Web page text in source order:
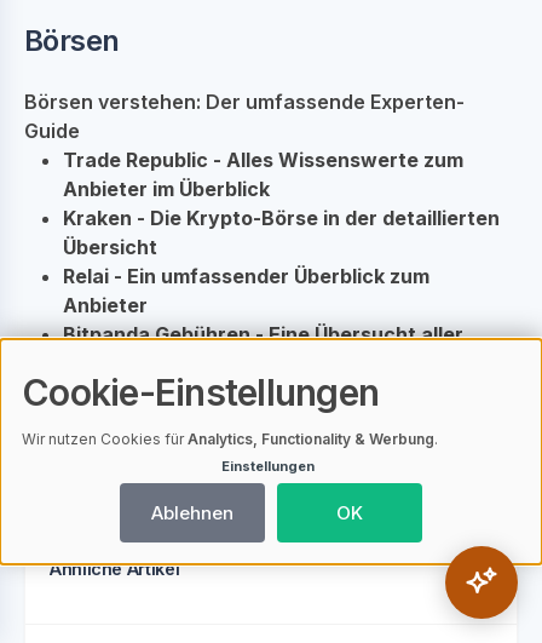
Börsen
Börsen verstehen: Der umfassende Experten-
Guide
Trade Republic - Alles Wissenswerte zum
Anbieter im Überblick
Kraken - Die Krypto-Börse in der detaillierten
Übersicht
Relai - Ein umfassender Überblick zum
Anbieter
Bitpanda Gebühren - Eine Übersucht aller
Coinbase - Alles Wissenswerte zur Krypto-
Bitvavo Registrierung: Schritt-für-Schritt-
Anleitung zur Erstellung Ihres Kontos
Ähnliche Artikel
Cookie-Einstellungen
Wir nutzen Cookies fürAnalytics, Functionality & Werbung.
Einstellungen
Ablehnen OK